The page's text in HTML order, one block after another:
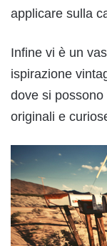
applicare sulla
Infine vi è un
ispirazione
dove si
originali e